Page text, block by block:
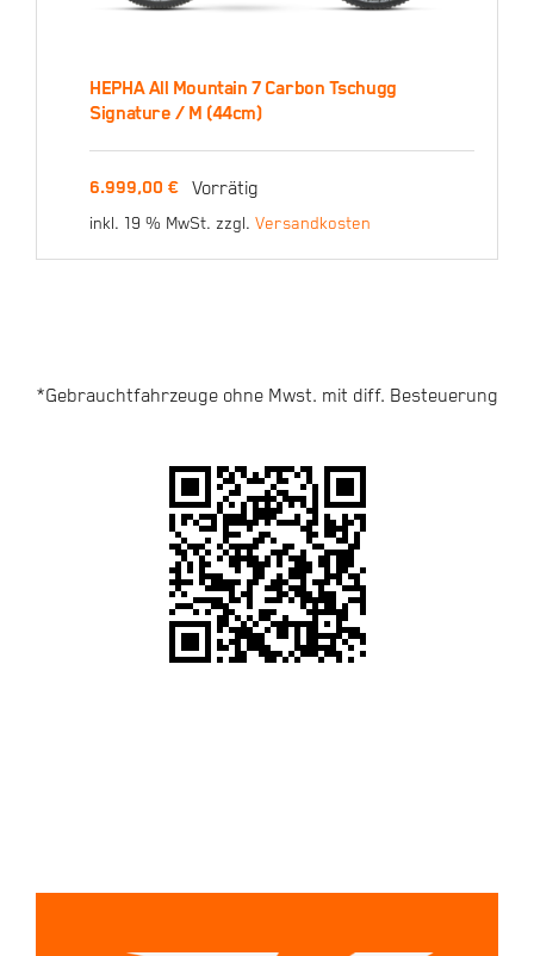
HEPHA All Mountain 7
Carbon Tschugg
Signature / M (44cm)
HEPHA All Mountain 7 Carbon Tschugg
Signature / M (44cm)
6.999,00€ Vorrätig
inkl. 19 % MwSt. zzgl.Versandkosten
*Gebrauchtfahrzeuge ohne Mwst. mit diff. Besteuerung